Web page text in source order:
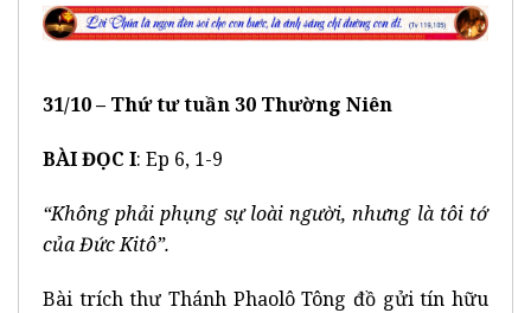
31/10 – Thứ tư tuần 30 Thường Niên
BÀI ĐỌC I: Ep 6, 1-9
“Không phải phụng sự loài người, nhưng là tôi tớ
của Đức Kitô”.
Bài trích thư Thánh Phaolô Tông đồ gửi tín hữu